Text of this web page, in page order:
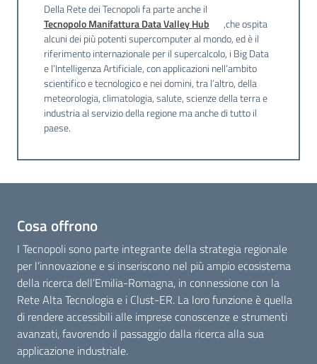
Della Rete dei Tecnopoli fa parte anche il
Tecnopolo Manifattura Data Valley Hub
,che ospita
alcuni dei più potenti supercomputer al mondo, ed è il
riferimento internazionale per il supercalcolo, i Big Data
e l’Intelligenza Artificiale, con applicazioni nell’ambito
scientifico e tecnologico e nei domini, tra l’altro, della
meteorologia, climatologia, salute, scienze della terra e
industria al servizio della regione ma anche di tutto il
paese.
Cosa offrono
I Tecnopoli sono parte integrante della strategia regionale
per l’innovazione e si inseriscono nel più ampio ecosistema
della ricerca dell’Emilia-Romagna, in connessione con la
Rete Alta Tecnologia e i Clust-ER. La loro funzione è quella
di rendere accessibili alle imprese conoscenze e strumenti
avanzati, favorendo il passaggio dalla ricerca alla sua
applicazione industriale.